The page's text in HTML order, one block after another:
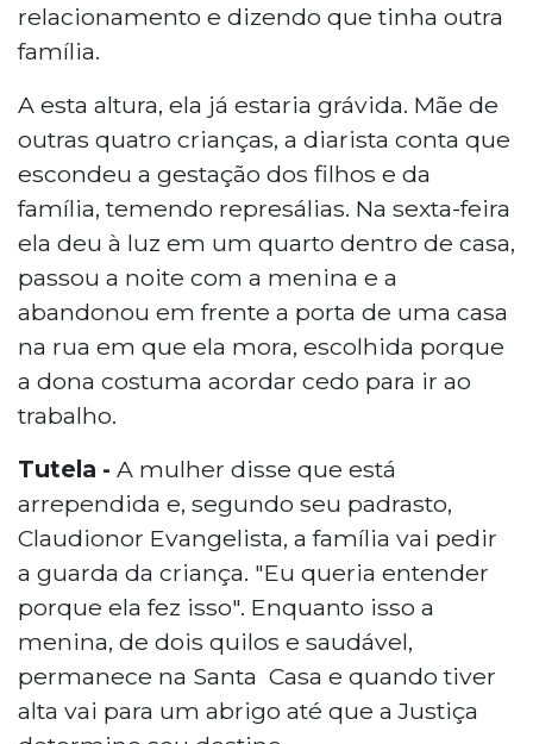
relacionamento e dizendo que tinha outra
família.
A esta altura, ela já estaria grávida. Mãe de
outras quatro crianças, a diarista conta que
escondeu a gestação dos filhos e da
família, temendo represálias. Na sexta-feira
ela deu à luz em um quarto dentro de casa,
passou a noite com a menina e a
abandonou em frente a porta de uma casa
na rua em que ela mora, escolhida porque
a dona costuma acordar cedo para ir ao
trabalho.
Tutela - A mulher disse que está
arrependida e, segundo seu padrasto,
Claudionor Evangelista, a família vai pedir
a guarda da criança. "Eu queria entender
porque ela fez isso". Enquanto isso a
menina, de dois quilos e saudável,
permanece na Santa Casa e quando tiver
alta vai para um abrigo até que a Justiça